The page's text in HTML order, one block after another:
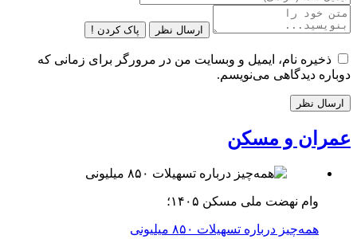
ارسال نظر پاک کردن !
ذخیره نام، ایمیل و وبسایت من در مرورگر برای زمانی که
دوباره دیدگاهی می‌نویسم.
عمران و مسکن
وام نهضت ملی مسکن ۱۴۰۵؛
همه‌چیز درباره تسهیلات ۸۵۰ میلیونی